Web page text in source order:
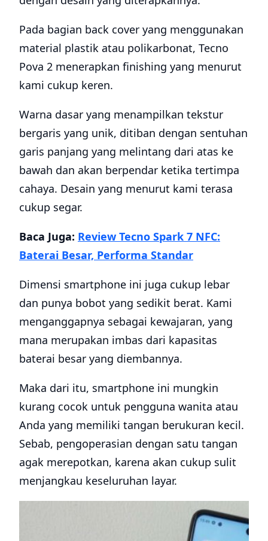
Pada bagian back cover yang menggunakan
material plastik atau polikarbonat, Tecno
Pova 2 menerapkan finishing yang menurut
kami cukup keren.
Warna dasar yang menampilkan tekstur
bergaris yang unik, ditiban dengan sentuhan
garis panjang yang melintang dari atas ke
bawah dan akan berpendar ketika tertimpa
cahaya. Desain yang menurut kami terasa
cukup segar.
Baca Juga: Review Tecno Spark 7 NFC:
Baterai Besar, Performa Standar
Dimensi smartphone ini juga cukup lebar
dan punya bobot yang sedikit berat. Kami
menganggapnya sebagai kewajaran, yang
mana merupakan imbas dari kapasitas
baterai besar yang diembannya.
Maka dari itu, smartphone ini mungkin
kurang cocok untuk pengguna wanita atau
Anda yang memiliki tangan berukuran kecil.
Sebab, pengoperasian dengan satu tangan
agak merepotkan, karena akan cukup sulit
menjangkau keseluruhan layar.